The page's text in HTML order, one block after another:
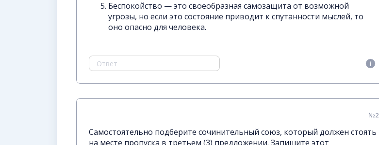
Беспокойство — это своеобразная самозащита от возможной
угрозы, но если это состояние приводит к спутанности мыслей, то
оно опасно для человека.
№2
Самостоятельно подберите сочинительный союз, который должен стоять
на месте пропуска в третьем (3) предложении. Запишите этот